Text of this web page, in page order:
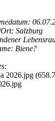
Salzburg
Biene?
2026.jpg